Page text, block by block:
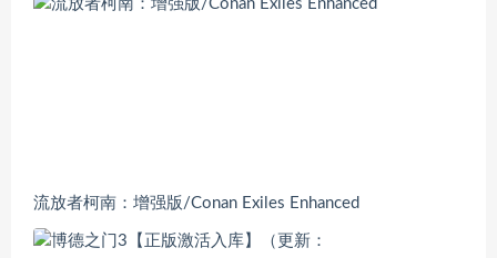
流放者柯南：增强版/Conan Exiles Enhanced